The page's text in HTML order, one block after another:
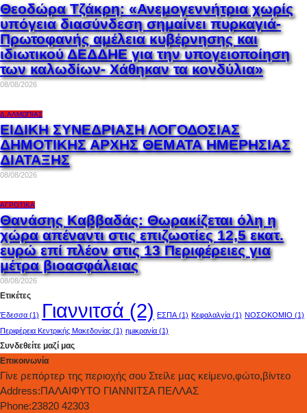
Θεοδώρα Τζάκρη: «Ανεμογεννήτρια χωρίς
υπόγεια διασύνδεση σημαίνει πυρκαγιά-
Πρωτοφανής αμέλεια κυβέρνησης και
ιδιωτικού ΔΕΔΔΗΕ για την υπογειοποίηση
των καλωδίων- Χάθηκαν τα κονδύλια»
08/08/2026
Δ.ΑΛΜΩΠΊΑΣ
ΕΙΔΙΚΗ ΣΥΝΕΔΡΙΑΣΗ ΛΟΓΟΔΟΣΙΑΣ
ΔΗΜΟΤΙΚΗΣ ΑΡΧΗΣ ΘΕΜΑΤΑ ΗΜΕΡΗΣΙΑΣ
ΔΙΑΤΑΞΗΣ
08/08/2026
ΑΓΡΟΤΙΚΆ
Θανάσης Καββαδάς: Θωρακίζεται όλη η
χώρα απέναντι στις επιζωοτίες 12,5 εκατ.
ευρώ επί πλέον στις 13 Περιφέρειες για
μέτρα βιοασφάλειας
08/08/2026
Ετικέτες
Έδεσσα (1) Γιαννιτσά (2) ΕΣΠΑ (1) Κεφαλαλγία (1) ΝΟΣΟΚΟΜΙΟ (1)
Περιφέρεια Κεντρικής Μακεδονίας (1) ημικρανία (1)
Συνδεθείτε μαζί μας
Επικοινωνία
Γίνε ρεπόρτερ της περιοχής σου Στείλε μας κείμενο,φώτο,βίντεο
Address:ΠΑΛΑΙΦΥΤΟ ΓΙΑΝΝΙΤΣΑ ΠΕΛΛΑΣ
Phone:23820 42303